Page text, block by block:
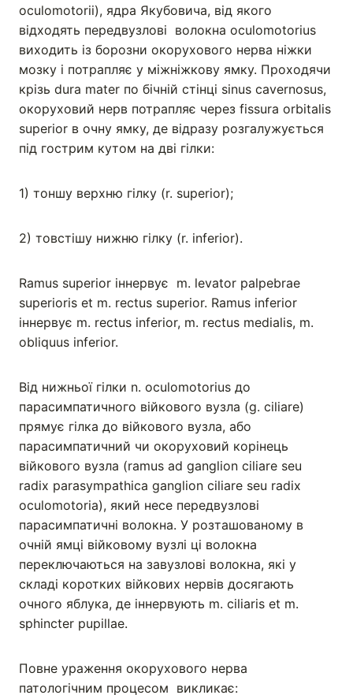
oculomotorii), ядра Якубовича, від якого
відходять передвузлові волокна oculomotorius
виходить із борозни окорухового нерва ніжки
мозку і потрапляє у міжніжкову ямку. Проходячи
крізь dura mater по бічній стінці sinus cavernosus,
окоруховий нерв потрапляє через fissura orbitalis
superior в очну ямку, де відразу розгалужується
під гострим кутом на дві гілки:
1) тоншу верхню гілку (r. superior);
2) товстішу нижню гілку (r. inferior).
Ramus superior іннервує m. levator palpebrae
superioris et m. rectus superior. Ramus inferior
іннервує m. rectus inferior, m. rectus medialis, m.
obliquus inferior.
Від нижньої гілки n. oculomotorius до
парасимпатичного війкового вузла (g. ciliare)
прямує гілка до війкового вузла, або
парасимпатичний чи окоруховий корінець
війкового вузла (ramus ad ganglion ciliare seu
radix parasympathica ganglion ciliare seu radix
oculomotoria), який несе передвузлові
парасимпатичні волокна. У розташованому в
очній ямці війковому вузлі ці волокна
переключаються на завузлові волокна, які у
складі коротких війкових нервів досягають
очнoго яблукa, де іннервують m. ciliaris et m.
sphincter pupillae.
Повне ураження окорухового нерва
патологічним процесом викликає: